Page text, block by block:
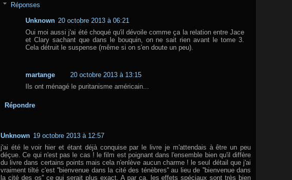
Réponses
Unknown 20 octobre 2013 à 06:21
Oui moi aussi j'ai été choqué qu'il dévoile comme ça la relation entre Jace
et Clary sachant que dans le bouquin, on ne sait rien avant le tome 3.
Cela détruit le suspense (même si on s'en doute un peu).
martange
20 octobre 2013 à 13:15
Ils ont ménagé le puritanisme américain...
Répondre
Unknown 19 octobre 2013 à 12:57
j'ai été le voir hier et étant déjà conquise par le livre je m'attendais à être un peu
déçue. Ce qui n'est pas le cas ! le film est poignant dans l'ensemble bien qu'il diffère
du livre dans certains points mais cela n'enlève aucun charme ! le seul détail que j'ai
vraiment tilté c'est ''bienvenue dans la cité des ténèbres'' au lieu de ''bienvenue dans
la cité des os'' ce qui serait plus exact. A par ça, les effets spéciaux sont très bien